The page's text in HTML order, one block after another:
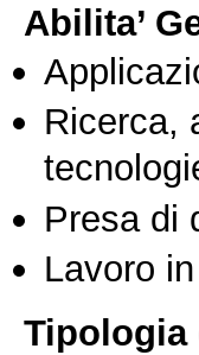
Abilita’
Ricerca,
Presa di
Lavoro
Tipologia